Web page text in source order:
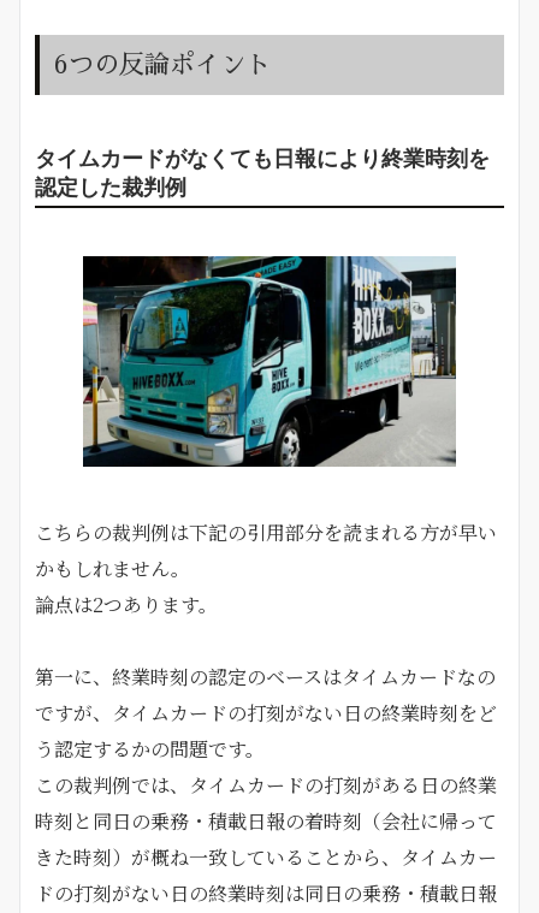
6つの反論ポイント
タイムカードがなくても日報により終業時刻を
認定した裁判例
こちらの裁判例は下記の引用部分を読まれる方が早い
かもしれません。
論点は2つあります。
第一に、終業時刻の認定のベースはタイムカードなの
ですが、タイムカードの打刻がない日の終業時刻をど
う認定するかの問題です。
この裁判例では、タイムカードの打刻がある日の終業
時刻と同日の乗務・積載日報の着時刻（会社に帰って
きた時刻）が概ね一致していることから、タイムカー
ドの打刻がない日の終業時刻は同日の乗務・積載日報